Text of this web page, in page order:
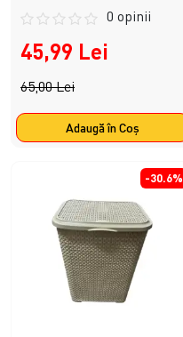
0 opinii
45,99 Lei
65,00 Lei
Adaugă în Coş
-30.6%